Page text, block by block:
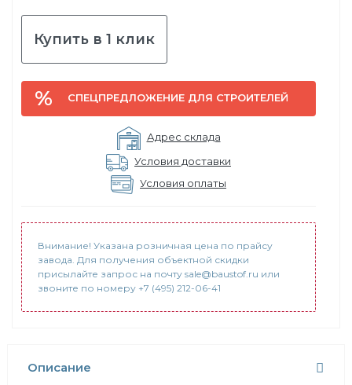
Купить в 1 клик
СПЕЦПРЕДЛОЖЕНИЕ ДЛЯ СТРОИТЕЛЕЙ
Адрес склада
Условия доставки
Условия оплаты
Внимание! Указана розничная цена по прайсу
завода. Для получения объектной скидки
присылайте запрос на почту sale@baustof.ru или
звоните по номеру +7 (495) 212-06-41
Описание